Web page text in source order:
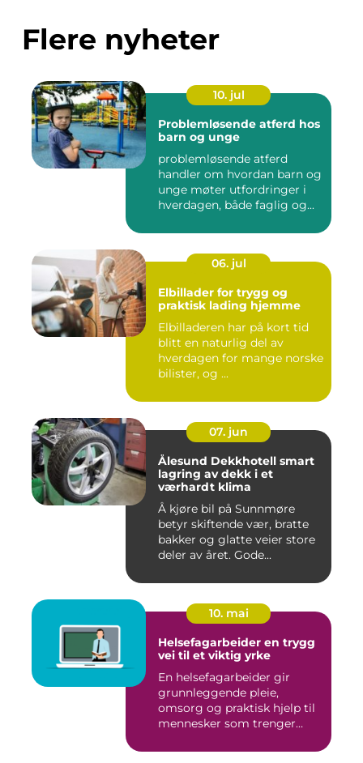
Flere nyheter
10. jul
Problemløsende atferd hos
barn og unge
problemløsende atferd
handler om hvordan barn og
unge møter utfordringer i
hverdagen, både faglig og...
06. jul
Elbillader for trygg og
praktisk lading hjemme
Elbilladeren har på kort tid
blitt en naturlig del av
hverdagen for mange norske
bilister, og ...
07. jun
Ålesund Dekkhotell smart
lagring av dekk i et
værhardt klima
Å kjøre bil på Sunnmøre
betyr skiftende vær, bratte
bakker og glatte veier store
deler av året. Gode...
10. mai
Helsefagarbeider en trygg
vei til et viktig yrke
En helsefagarbeider gir
grunnleggende pleie,
omsorg og praktisk hjelp til
mennesker som trenger